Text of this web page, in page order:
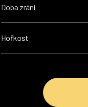
Doba zrání
Hořkost